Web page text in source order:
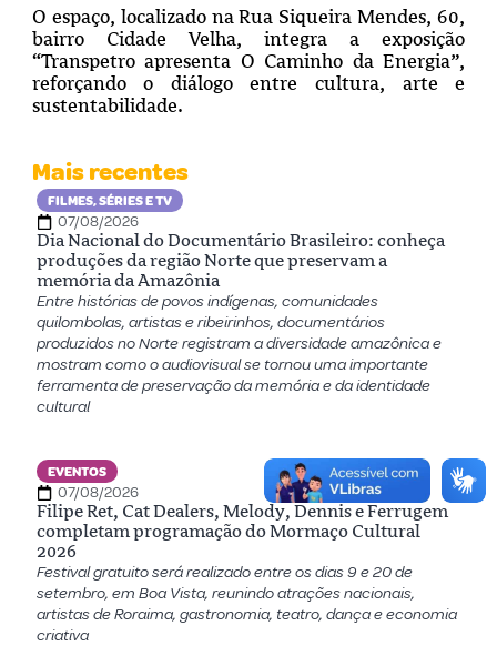
O espaço, localizado na Rua Siqueira Mendes, 60,
bairro Cidade Velha, integra a exposição
“Transpetro apresenta O Caminho da Energia”,
reforçando o diálogo entre cultura, arte e
sustentabilidade.
Mais recentes
FILMES, SÉRIES E TV
07/08/2026
Dia Nacional do Documentário Brasileiro: conheça
produções da região Norte que preservam a
memória da Amazônia
Entre histórias de povos indígenas, comunidades
quilombolas, artistas e ribeirinhos, documentários
produzidos no Norte registram a diversidade amazônica e
mostram como o audiovisual se tornou uma importante
ferramenta de preservação da memória e da identidade
cultural
EVENTOS
07/08/2026
Filipe Ret, Cat Dealers, Melody, Dennis e Ferrugem
completam programação do Mormaço Cultural
2026
Festival gratuito será realizado entre os dias 9 e 20 de
setembro, em Boa Vista, reunindo atrações nacionais,
artistas de Roraima, gastronomia, teatro, dança e economia
criativa